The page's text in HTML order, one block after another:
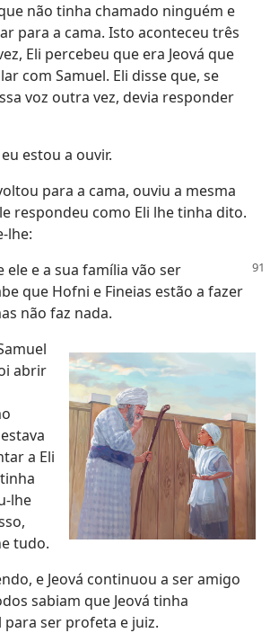
não tinha chamado ninguém e
para a cama. Isto aconteceu três
Eli percebeu que era Jeová que
com Samuel. Eli disse que, se
voz outra vez, devia responder
estou a ouvir.
para a cama, ouviu a mesma
respondeu como Eli lhe tinha dito.
lhe:
ele e a sua família vão ser
que Hofni e Fineias estão a fazer
não faz nada.
abrir
a Eli
lhe
tudo.
e Jeová continuou a ser amigo
sabiam que Jeová tinha
para ser profeta e juiz.